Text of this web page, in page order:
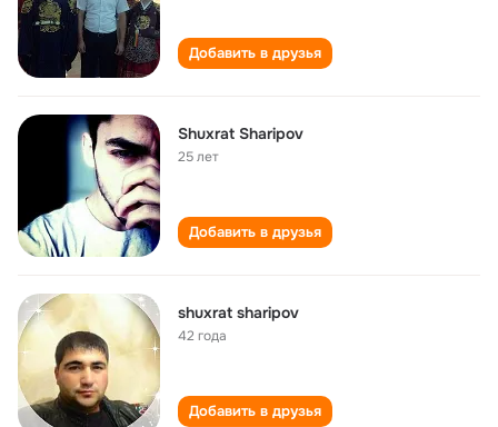
Добавить в друзья
Shuxrat Sharipov
25 лет
Добавить в друзья
shuxrat sharipov
42 года
Добавить в друзья